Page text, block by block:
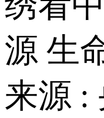
源 生
来源 :